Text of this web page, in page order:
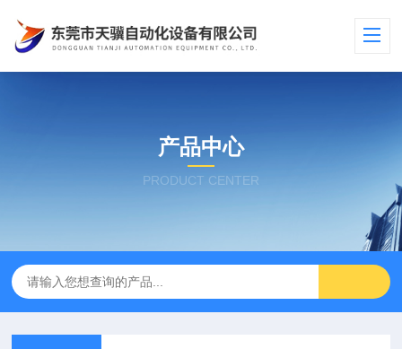
产品中心
PRODUCT CENTER